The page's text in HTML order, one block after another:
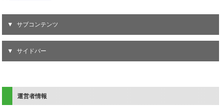
サブコンテンツ
サイドバー
運営者情報